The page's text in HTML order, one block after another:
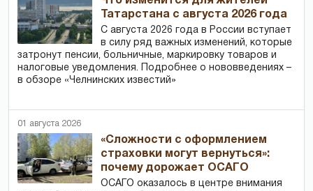
Татарстана с августа 2026 года
С августа 2026 года в России вступает
в силу ряд важных изменений, которые
затронут пенсии, больничные, маркировку товаров и
налоговые уведомления. Подробнее о нововведениях –
в обзоре «Челнинских известий»
01 августа 2026
«Сложности с оформлением
страховки могут вернуться»:
почему дорожает ОСАГО
ОСАГО оказалось в центре внимания